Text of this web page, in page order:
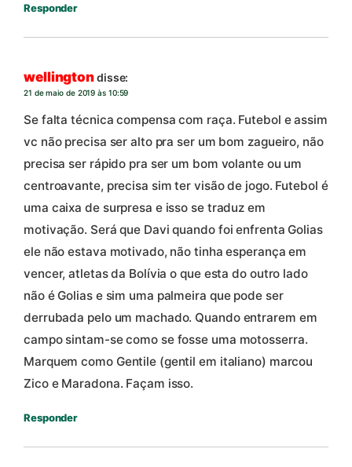
Responder
wellingtondisse:
21 de maio de 2019 às 10:59
Se falta técnica compensa com raça. Futebol e assim
vc não precisa ser alto pra ser um bom zagueiro, não
precisa ser rápido pra ser um bom volante ou um
centroavante, precisa sim ter visão de jogo. Futebol é
uma caixa de surpresa e isso se traduz em
motivação. Será que Davi quando foi enfrenta Golias
ele não estava motivado, não tinha esperança em
vencer, atletas da Bolívia o que esta do outro lado
não é Golias e sim uma palmeira que pode ser
derrubada pelo um machado. Quando entrarem em
campo sintam-se como se fosse uma motosserra.
Marquem como Gentile (gentil em italiano) marcou
Zico e Maradona. Façam isso.
Responder